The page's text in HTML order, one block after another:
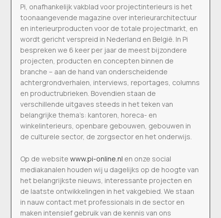
Pi, onafhankelijk vakblad voor projectinterieurs is het
toonaangevende magazine over interieurarchitectuur
en interieurproducten voor de totale projectmarkt, en
wordt gericht verspreid in Nederland en België. In Pi
bespreken we 6 keer per jaar de meest bijzondere
projecten, producten en concepten binnen de
branche – aan de hand van onderscheidende
achtergrondverhalen, interviews, reportages, columns
en productrubrieken. Bovendien staan de
verschillende uitgaves steeds in het teken van
belangrijke thema’s: kantoren, horeca- en
winkelinterieurs, openbare gebouwen, gebouwen in
de culturele sector, de zorgsector en het onderwijs.
Op de websitewww.pi-online.nl en onze social
mediakanalen houden wij u dagelijks op de hoogte van
het belangrijkste nieuws, interessante projecten en
de laatste ontwikkelingen in het vakgebied. We staan
in nauw contact met professionals in de sector en
maken intensief gebruik van de kennis van ons